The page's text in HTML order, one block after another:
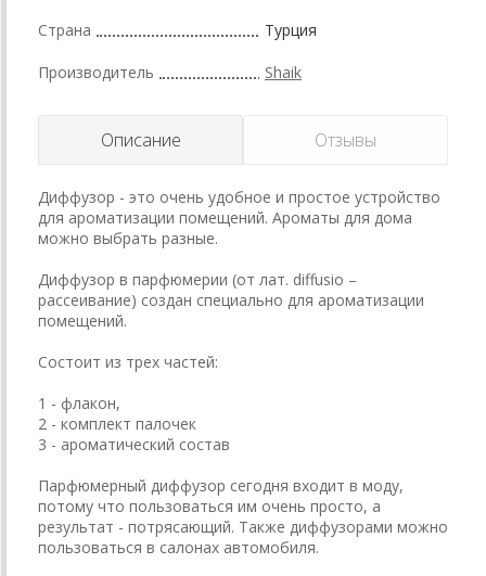
Страна Турция
Производитель Shaik
Описание Отзывы
Диффузор - это очень удобное и простое устройство
для ароматизации помещений. Ароматы для дома
можно выбрать разные.
Диффузор в парфюмерии (от лат. diffusio –
рассеивание) создан специально для ароматизации
помещений.
Состоит из трех частей:
1 - флакон,
2 - комплект палочек
3 - ароматический состав
Парфюмерный диффузор сегодня входит в моду,
потому что пользоваться им очень просто, а
результат - потрясающий. Также диффузорами можно
пользоваться в салонах автомобиля.